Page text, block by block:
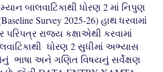
બાલવાટિકાથી ધોરણ 2 માં નિપુણ
Survey 2025-26) હાથ ધરવામાં
રાજ્ય કક્ષાએથી કરવામાં
ધોરણ 2 સુધીમાં અભ્યાસ
ભાષા અને ગણિત વિષયનું સર્વેક્ષણ